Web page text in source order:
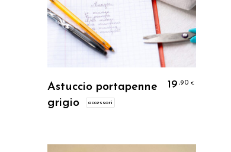
Astuccio portapenne
grigio
accessori
19 ,90 €